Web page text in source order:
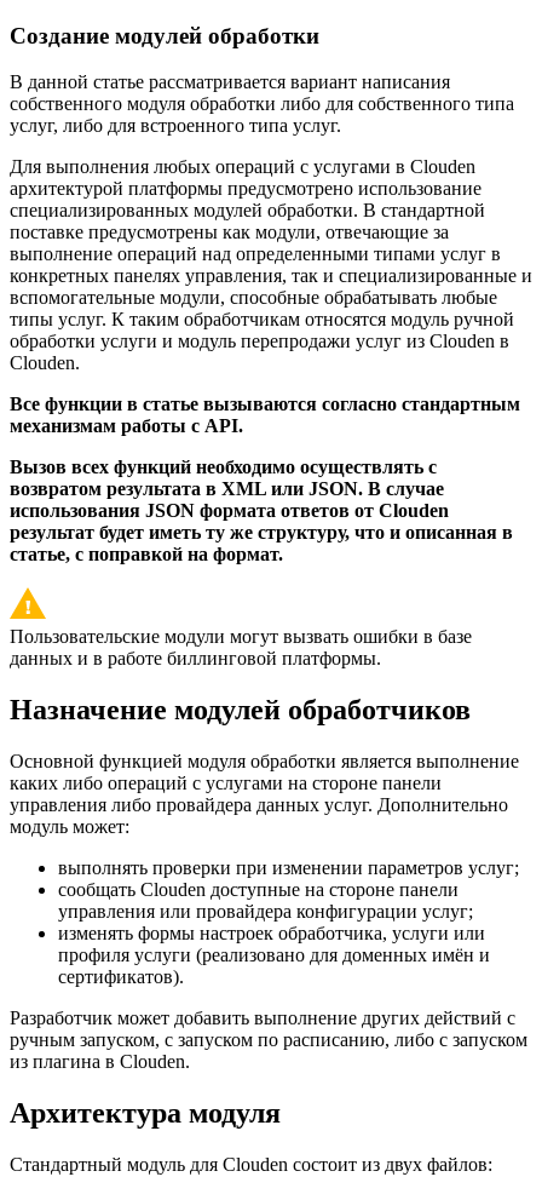
Создание модулей обработки
В данной статье рассматривается вариант написания
собственного модуля обработки либо для собственного типа
услуг, либо для встроенного типа услуг.
Для выполнения любых операций с услугами в Clouden
архитектурой платформы предусмотрено использование
специализированных модулей обработки. В стандартной
поставке предусмотрены как модули, отвечающие за
выполнение операций над определенными типами услуг в
конкретных панелях управления, так и специализированные и
вспомогательные модули, способные обрабатывать любые
типы услуг. К таким обработчикам относятся модуль ручной
обработки услуги и модуль перепродажи услуг из Clouden в
Clouden.
Все функции в статье вызываются согласно стандартным
механизмам работы с API.
Вызов всех функций необходимо осуществлять с
возвратом результата в XML или JSON. В случае
использования JSON формата ответов от Clouden
результат будет иметь ту же структуру, что и описанная в
статье, с поправкой на формат.
Пользовательские модули могут вызвать ошибки в базе
данных и в работе биллинговой платформы.
Назначение модулей обработчиков
Основной функцией модуля обработки является выполнение
каких либо операций с услугами на стороне панели
управления либо провайдера данных услуг. Дополнительно
модуль может:
выполнять проверки при изменении параметров услуг;
сообщать Clouden доступные на стороне панели
управления или провайдера конфигурации услуг;
изменять формы настроек обработчика, услуги или
профиля услуги (реализовано для доменных имён и
сертификатов).
Разработчик может добавить выполнение других действий с
ручным запуском, с запуском по расписанию, либо с запуском
из плагина в Clouden.
Архитектура модуля
Стандартный модуль для Clouden состоит из двух файлов: